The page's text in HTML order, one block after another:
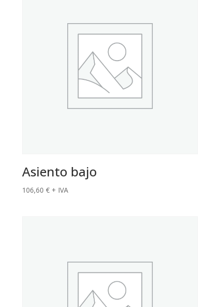
Asiento bajo
106,60 € + IVA